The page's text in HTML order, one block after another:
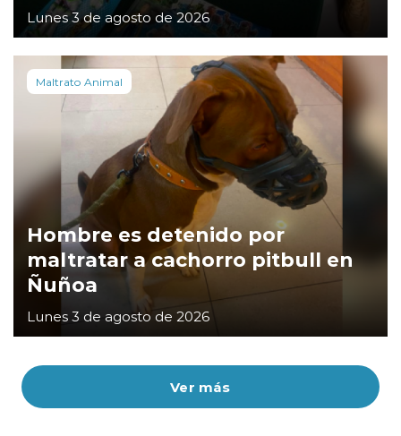
Ver más
Lunes 3 de agosto de 2026
Maltrato Animal
Hombre es detenido por
maltratar a cachorro pitbull en
Ñuñoa
Lunes 3 de agosto de 2026